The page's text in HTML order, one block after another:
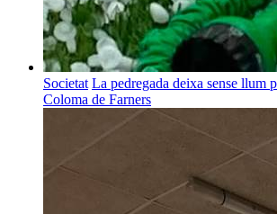
Societat La pedregada deixa sense llum
Coloma de Farners